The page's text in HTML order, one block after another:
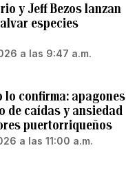
y Jeff Bezos lanzan
especies
a las 9:47 a.m.
lo confirma: apagones
de caídas y ansiedad
puertorriqueños
a las 11:00 a.m.